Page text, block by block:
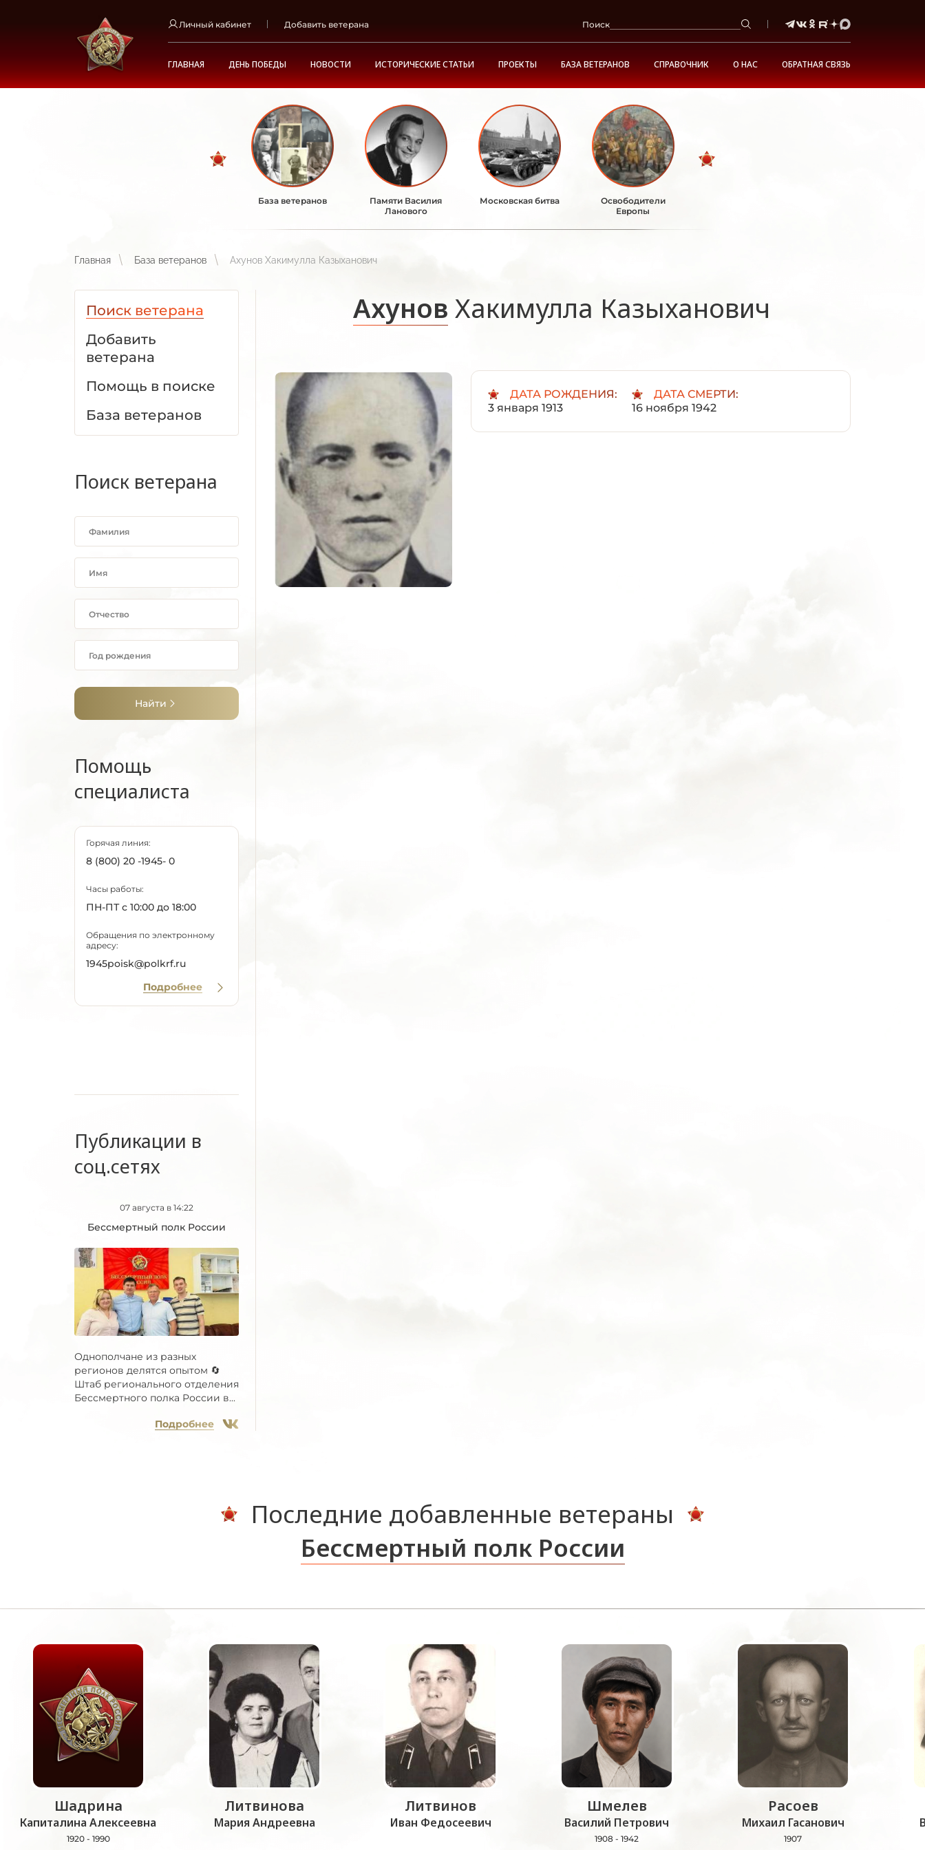
Личный кабинет Добавить ветерана Поиск
ГЛАВНАЯ ДЕНЬ ПОБЕДЫ НОВОСТИ ИСТОРИЧЕСКИЕ СТАТЬИ ПРОЕКТЫ БАЗА ВЕТЕРАНОВ СПРАВОЧНИК О НАС ОБРАТНАЯ СВЯЗЬ
База ветеранов
Памяти Василия
Ланового
Московская битва
Освободители
Европы
Главная База ветеранов Ахунов Хакимулла Казыханович
Поиск ветерана
Добавить
ветерана
Помощь в поиске
База ветеранов
Поиск ветерана
Найти
Помощь
специалиста
Горячая линия:
8 (800) 20 -1945- 0
Часы работы:
ПН-ПТ с 10:00 до 18:00
Обращения по электронному
адресу:
1945poisk@polkrf.ru
Подробнее
Публикации в
соц.сетях
07 августа в 14:22
Бессмертный полк России
Однополчане из разных
регионов делятся опытом 🔄
Штаб регионального отделения
Бессмертного полка России в...
Подробнее
Ахунов Хакимулла Казыханович
ДАТА РОЖДЕНИЯ:
3 января 1913
ДАТА СМЕРТИ:
16 ноября 1942
Последние добавленные ветераны
Бессмертный полк России
Шадрина
Капиталина Алексеевна
1920 - 1990
Литвинова
Мария Андреевна
Литвинов
Иван Федосеевич
Шмелев
Василий Петрович
1908 - 1942
Расоев
Михаил Гасанович
1907